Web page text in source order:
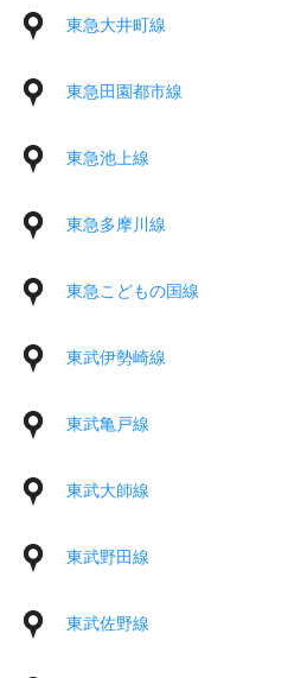
東急大井町線
東急田園都市線
東急池上線
東急多摩川線
東急こどもの国線
東武伊勢崎線
東武亀戸線
東武大師線
東武野田線
東武佐野線